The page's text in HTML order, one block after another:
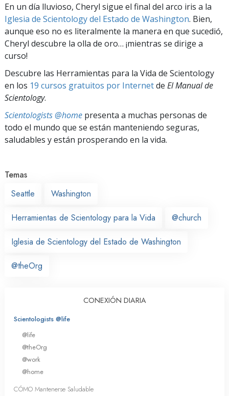
En un día lluvioso, Cheryl sigue el final del arco iris a la
Iglesia de Scientology del Estado de Washington. Bien,
aunque eso no es literalmente la manera en que sucedió,
Cheryl descubre la olla de oro… ¡mientras se dirige a
curso!
Descubre las Herramientas para la Vida de Scientology
en los 19 cursos gratuitos por Internetde El Manual de
Scientology.
Scientologists @home presenta a muchas personas de
todo el mundo que se están manteniendo seguras,
saludables y están prosperando en la vida.
Temas
Seattle
Washington
Herramientas de Scientology para la Vida @church
Iglesia de Scientology del Estado de Washington
@theOrg
CONEXIÓN DIARIA
Scientologists @life
@life
@theOrg
@work
@home
CÓMO Mantenerse Saludable